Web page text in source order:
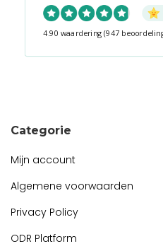
4.90 waardering (947
Categorie
Mijn account
Algemene voorwaarden
Privacy Policy
ODR Platform